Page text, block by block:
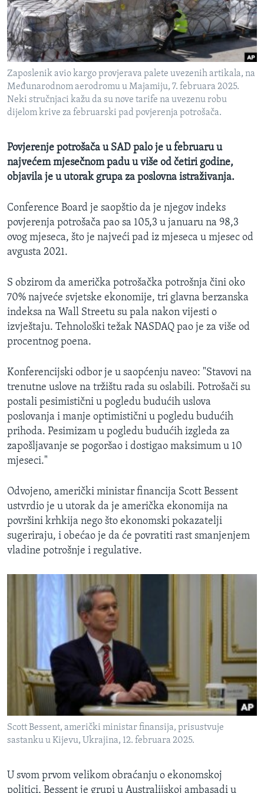
MAGAZIN
O GLASU AMERIKE
Learning English
PRATITE NAS
Jezici
Zaposlenik avio kargo provjerava palete uvezenih artikala, na
Međunarodnom aerodromu u Majamiju, 7. februara 2025.
Neki stručnjaci kažu da su nove tarife na uvezenu robu
dijelom krive za februarski pad povjerenja potrošača.
Povjerenje potrošača u SAD palo je u februaru u
najvećem mjesečnom padu u više od četiri godine,
objavila je u utorak grupa za poslovna istraživanja.
Conference Board je saopštio da je njegov indeks
povjerenja potrošača pao sa 105,3 u januaru na 98,3
ovog mjeseca, što je najveći pad iz mjeseca u mjesec od
avgusta 2021.
S obzirom da američka potrošačka potrošnja čini oko
70% najveće svjetske ekonomije, tri glavna berzanska
indeksa na Wall Streetu su pala nakon vijesti o
izvještaju. Tehnološki težak NASDAQ pao je za više od
procentnog poena.
Konferencijski odbor je u saopćenju naveo: "Stavovi na
trenutne uslove na tržištu rada su oslabili. Potrošači su
postali pesimistični u pogledu budućih uslova
poslovanja i manje optimistični u pogledu budućih
prihoda. Pesimizam u pogledu budućih izgleda za
zapošljavanje se pogoršao i dostigao maksimum u 10
mjeseci."
Odvojeno, američki ministar financija Scott Bessent
ustvrdio je u utorak da je američka ekonomija na
površini krhkija nego što ekonomski pokazatelji
sugeriraju, i obećao je da će povratiti rast smanjenjem
vladine potrošnje i regulative.
Scott Bessent, američki ministar finansija, prisustvuje
sastanku u Kijevu, Ukrajina, 12. februara 2025.
U svom prvom velikom obraćanju o ekonomskoj
politici, Bessent je grupi u Australijskoj ambasadi u